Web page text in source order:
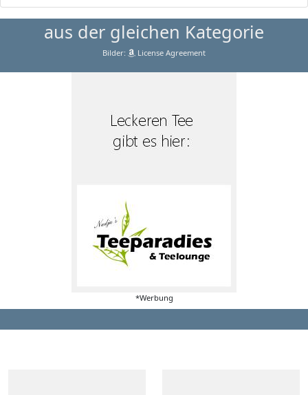
aus der gleichen Kategorie
Bilder: License Agreement
*Werbung